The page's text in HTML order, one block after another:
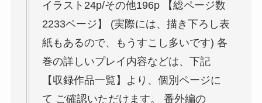
イラスト24p/その他196p 【総ページ数
2233ページ】 (実際には、描き下ろし表
紙もあるので、もうすこし多いです) 各
巻の詳しいプレイ内容などは、下記
【収録作品一覧】より、個別ページに
て ご確認いただけます。 番外編の